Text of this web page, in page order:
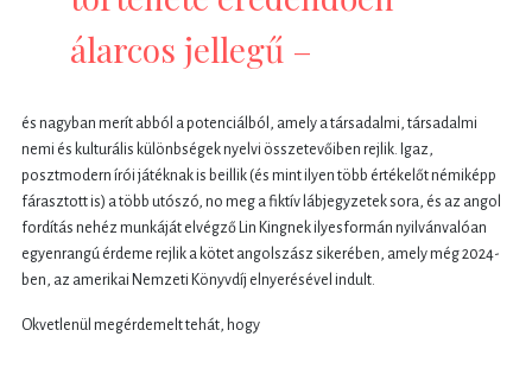
álarcos jellegű –
és nagyban merít abból a potenciálból, amely a társadalmi, társadalmi
nemi és kulturális különbségek nyelvi összetevőiben rejlik. Igaz,
posztmodern írói játéknak is beillik (és mint ilyen több értékelőt némiképp
fárasztott is) a több utószó, no meg a fiktív lábjegyzetek sora, és az angol
fordítás nehéz munkáját elvégző Lin Kingnek ilyesformán nyilvánvalóan
egyenrangú érdeme rejlik a kötet angolszász sikerében, amely még 2024-
ben, az amerikai Nemzeti Könyvdíj elnyerésével indult.
Okvetlenül megérdemelt tehát, hogy